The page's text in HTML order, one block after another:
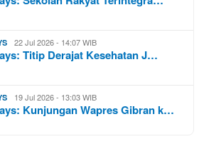
22 Jul 2026 - 14:07 WIB
Titip Derajat Kesehatan J…
19 Jul 2026 - 13:03 WIB
Kunjungan Wapres Gibran k…